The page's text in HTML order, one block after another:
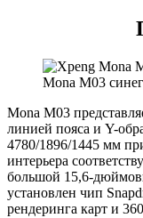
Mona M03
Mona M03
линией пояса и Y-
4780/1896/1445 мм
интерьера
большой 15,6-
установлен чип
рендеринга карт и